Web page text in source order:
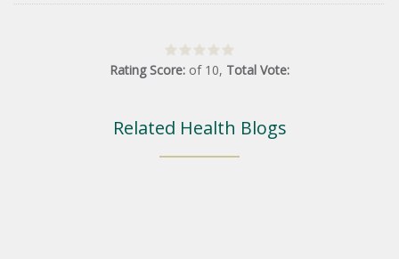
Rating Score: of 10, Total Vote:
Related Health Blogs